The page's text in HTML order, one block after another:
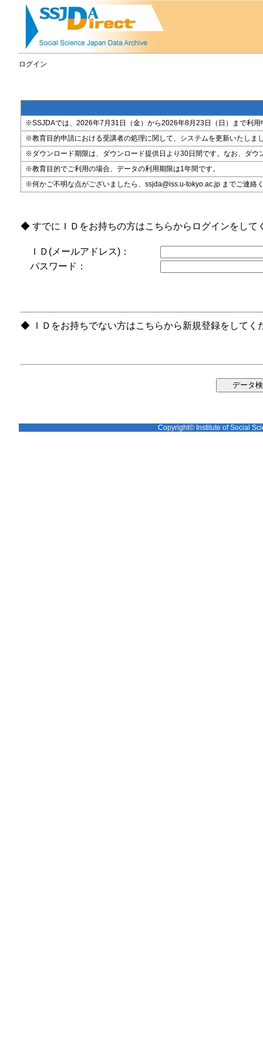
ログイン
※SSJDAでは、2026年7月31日（金）から2026年8月23日（日）まで利
※教育目的申請における受講者の処理に関して、システムを更新いたしま
※ダウンロード期限は、ダウンロード提供日より30日間です。なお、ダ
※教育目的でご利用の場合、データの利用期限は1年間です。
※何かご不明な点がございましたら、ssjda@iss.u-tokyo.ac.jp までご連絡
◆ すでにＩＤをお持ちの方はこちらからログインをして
ＩＤ(メールアドレス)：
パスワード：
◆ ＩＤをお持ちでない方はこちらから新規登録をしてく
Copyright© Institute of Social